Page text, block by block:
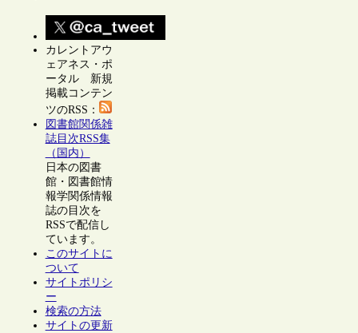
カレントアウ
ェアネス・ポ
ータル 新規
掲載コンテン
ツのRSS：
図書館関係雑
誌目次RSS集
（国内）
日本の図書
館・図書館情
報学関係情報
誌の目次を
RSSで配信し
ています。
このサイトに
ついて
サイトポリシ
ー
検索の方法
サイトの更新